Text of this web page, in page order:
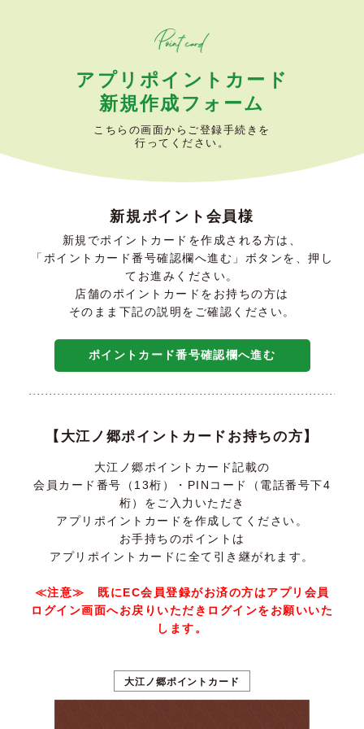
アプリポイントカード
新規作成フォーム
こちらの画面からご登録手続きを
行ってください。
新規ポイント会員様
新規でポイントカードを作成される方は、
「ポイントカード番号確認欄へ進む」ボタンを、押し
てお進みください。
店舗のポイントカードをお持ちの方は
そのまま下記の説明をご確認ください。
ポイントカード番号確認欄へ進む
【大江ノ郷ポイントカードお持ちの方】
大江ノ郷ポイントカード記載の
会員カード番号（13桁）・PINコード（電話番号下4
桁）をご入力いただき
アプリポイントカードを作成してください。
お手持ちのポイントは
アプリポイントカードに全て引き継がれます。
≪注意≫ 既にEC会員登録がお済の方はアプリ会員
ログイン画面へお戻りいただきログインをお願いいた
します。
大江ノ郷ポイントカード